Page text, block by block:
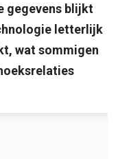
gegevens blijkt
letterlijk
wat sommigen